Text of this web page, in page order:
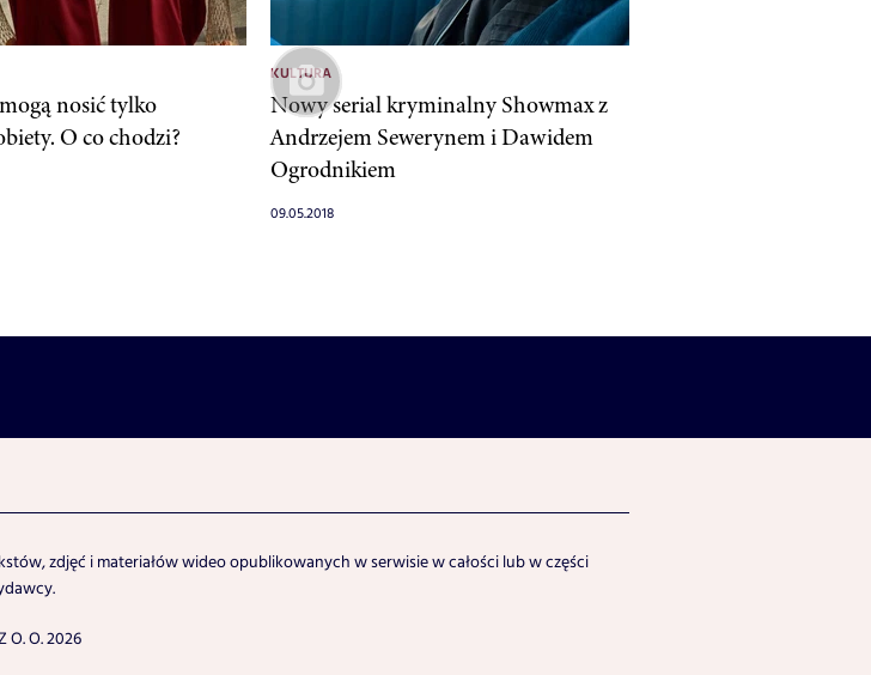
nosić tylko
O co chodzi?
KULTURA
Nowy serial kryminalny Showmax z
Andrzejem Sewerynem i Dawidem
Ogrodnikiem
09.05.2018
zdjęć i materiałów wideo opublikowanych w serwisie w całości lub w części
O. O. 2026